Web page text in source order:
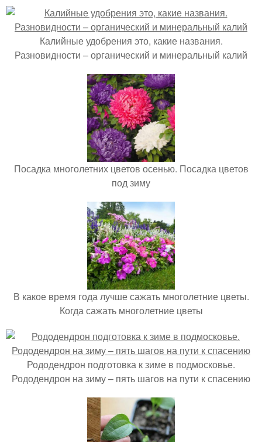
Калийные удобрения это, какие названия.
Разновидности – органический и минеральный калий
Посадка многолетних цветов осенью. Посадка цветов
под зиму
В какое время года лучше сажать многолетние цветы.
Когда сажать многолетние цветы
Рододендрон подготовка к зиме в подмосковье.
Рододендрон на зиму – пять шагов на пути к спасению